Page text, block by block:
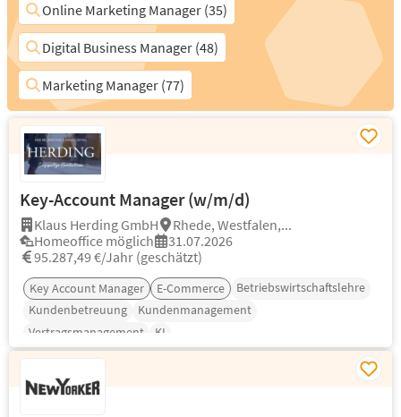
Online Marketing Manager (35)
Digital Business Manager (48)
Marketing Manager (77)
Key-Account Manager (w/m/d)
Klaus Herding GmbH
Rhede, Westfalen,...
Homeoffice möglich
31.07.2026
95.287,49 €/Jahr (geschätzt)
Key Account Manager E-Commerce
Betriebswirtschaftslehre
Kundenbetreuung
Kundenmanagement
Vertragsmanagement
KI